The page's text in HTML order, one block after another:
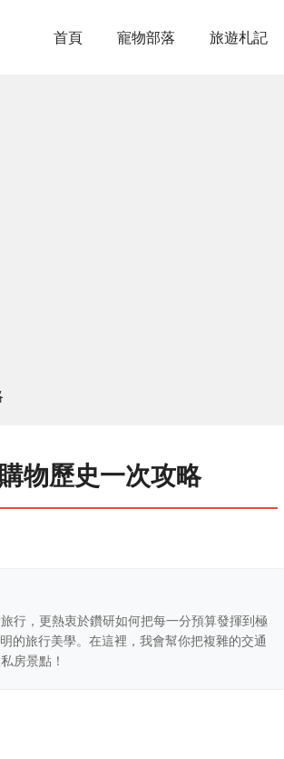
首頁 寵物部落 旅遊札記
物歷史一次攻略
行，更熱衷於鑽研如何把每一分預算發揮到極
的旅行美學。在這裡，我會幫你把複雜的交通
房景點！